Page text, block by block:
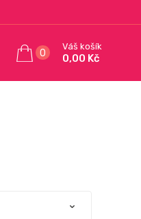
0
Váš košík
0,00 Kč